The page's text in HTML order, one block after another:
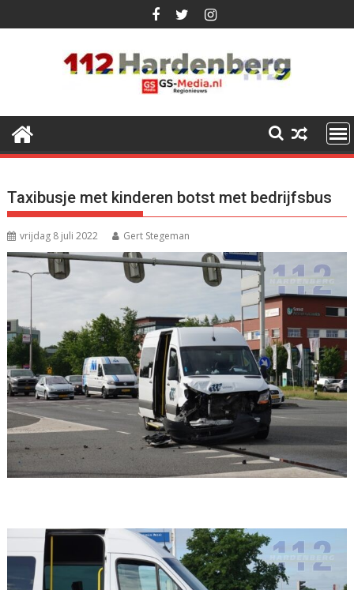
naar
Taxibusje met kinderen botst met bedrijfsbus
vrijdag 8 juli 2022 Gert Stegeman